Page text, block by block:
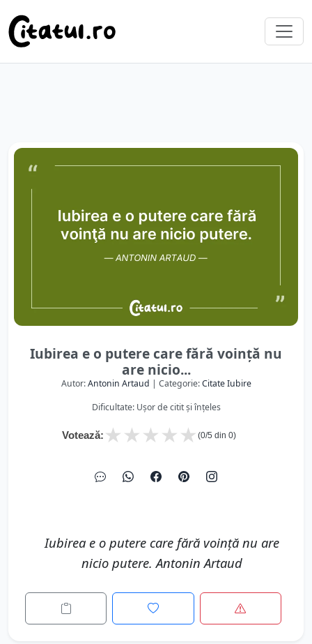
Iubirea e o putere care fără voinţă nu
are nicio...
Autor:Antonin Artaud | Categorie:Citate Iubire
Dificultate: Ușor de citit și înțeles
Votează: ★
★
★
★
★ (0/5 din 0)
Iubirea e o putere care fără voinţă nu are
nicio putere. Antonin Artaud